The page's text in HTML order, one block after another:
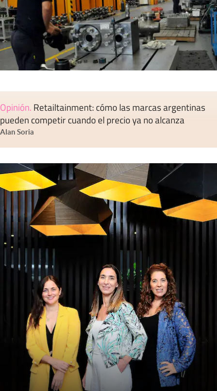
Opinión. Retailtainment: cómo las marcas argentinas
pueden competir cuando el precio ya no alcanza
Alan Soria